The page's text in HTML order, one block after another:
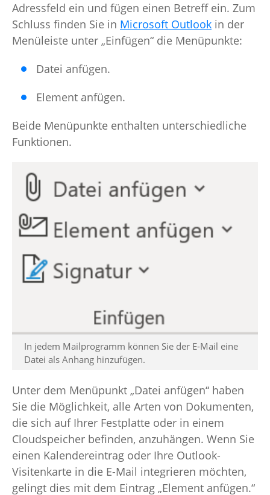
Adressfeld ein und fügen einen Betreff ein. Zum
Schluss finden Sie in Microsoft Outlook in der
Menüleiste unter „Einfügen“ die Menüpunkte:
Datei anfügen.
Element anfügen.
Beide Menüpunkte enthalten unterschiedliche
Funktionen.
In jedem Mailprogramm können Sie der E-Mail eine
Datei als Anhang hinzufügen.
Unter dem Menüpunkt „Datei anfügen“ haben
Sie die Möglichkeit, alle Arten von Dokumenten,
die sich auf Ihrer Festplatte oder in einem
Cloudspeicher befinden, anzuhängen. Wenn Sie
einen Kalendereintrag oder Ihre Outlook-
Visitenkarte in die E-Mail integrieren möchten,
gelingt dies mit dem Eintrag „Element anfügen.“